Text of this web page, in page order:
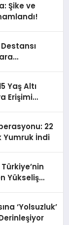
Şike ve
Yaş Altı
Erişimi
22
Yumruk İndi
Yükseliş
‘Yolsuzluk’